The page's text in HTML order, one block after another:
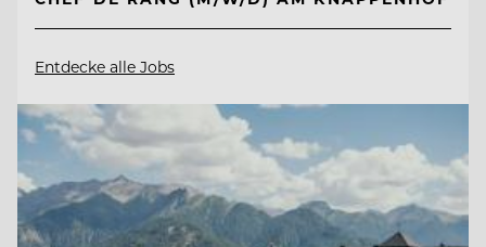
Entdecke alle Jobs